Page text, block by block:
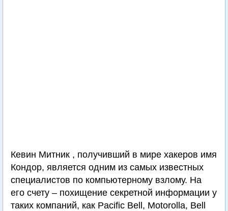
Кевин Митник , получивший в мире хакеров имя
Кондор, является одним из самых известных
специалистов по компьютерному взлому. На
его счету – похищение секретной информации у
таких компаний, как Pacific Bell, Motorolla, Bell